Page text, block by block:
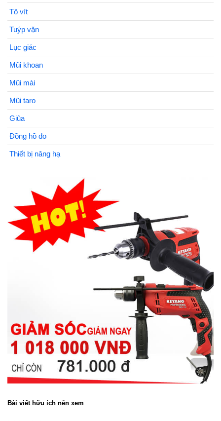
Tô vít
Tuýp vặn
Lục giác
Mũi khoan
Mũi mài
Mũi taro
Giũa
Đồng hồ đo
Thiết bị nâng hạ
Bài viết hữu ích nên xem